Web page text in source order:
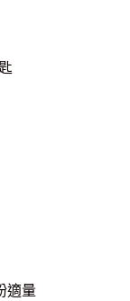
適量